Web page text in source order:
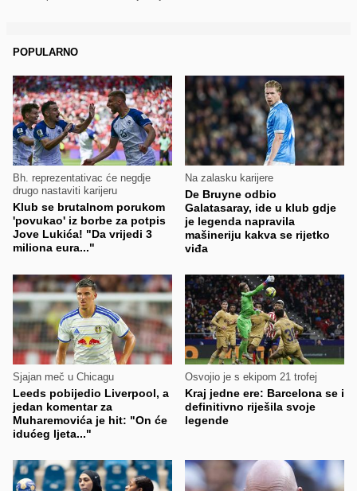
POPULARNO
Bh. reprezentativac će negdje
drugo nastaviti karijeru
Klub se brutalnom porukom
'povukao' iz borbe za potpis
Jove Lukića! "Da vrijedi 3
miliona eura..."
Na zalasku karijere
De Bruyne odbio
Galatasaray, ide u klub gdje
je legenda napravila
mašineriju kakva se rijetko
viđa
Sjajan meč u Chicagu
Leeds pobijedio Liverpool, a
jedan komentar za
Muharemovića je hit: "On će
idućeg ljeta..."
Osvojio je s ekipom 21 trofej
Kraj jedne ere: Barcelona se i
definitivno riješila svoje
legende